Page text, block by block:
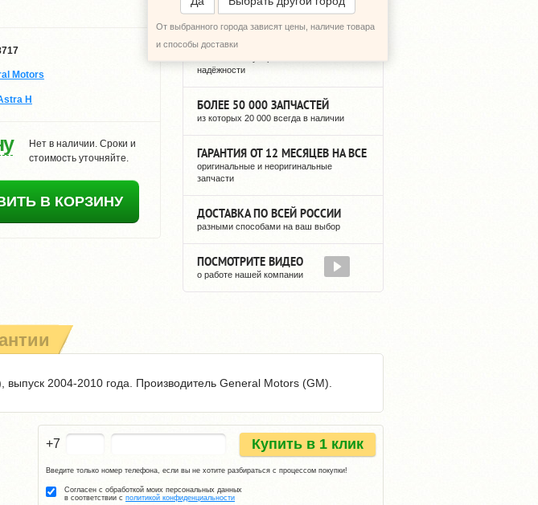
Motors
H
Нет в наличии. Сроки и
стоимость уточняйте.
В КОРЗИНУ
От выбранного города зависят цены, наличие товара
и способы доставки12 ЛЕТ РЕГУЛЯРНЫХ ПОСТАВОК
надёжности
БОЛЕЕ 50 000 ЗАПЧАСТЕЙ
из которых 20 000 всегда в наличии
ГАРАНТИЯ ОТ 12 МЕСЯЦЕВ НА ВСЕ
оригинальные и неоригинальные
запчасти
ДОСТАВКА ПО ВСЕЙ РОССИИ
разными способами на ваш выбор
ПОСМОТРИТЕ ВИДЕО
о работе нашей компании
2004-2010 года. Производитель General Motors (GM).
+7 Купить в 1 клик
Введите только номер телефона, если вы не хотите разбираться с процессом покупки!
Согласен с обработкой моих персональных данных
в соответствии с политикой конфиденциальности